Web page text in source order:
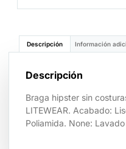
Descripción Información
Descripción
Braga hipster sin
LITEWEAR. Acabado:
Poliamida. None: